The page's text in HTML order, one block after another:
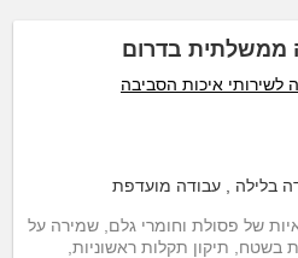
ממשלתית בדרום
לשירותי איכות הסביבה
בלילה עבודה מועדפת
של פסולת וחומרי גלם, שמירה על
בשטח, תיקון תקלות ראשוניות,